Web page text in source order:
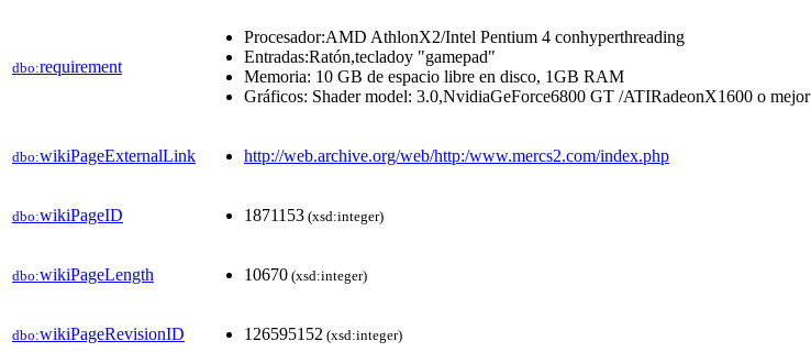
dbo:requirement
Procesador:AMD AthlonX2/Intel Pentium 4 conhyperthreading
Entradas:Ratón,tecladoy "gamepad"
Memoria: 10 GB de espacio libre en disco, 1GB RAM
Gráficos: Shader model: 3.0,NvidiaGeForce6800 GT /ATIRadeonX1600 o mejor
dbo:wikiPageExternalLink http://web.archive.org/web/http:/www.mercs2.com/index.php
dbo:wikiPageID 1871153 (xsd:integer)
dbo:wikiPageLength 10670 (xsd:integer)
dbo:wikiPageRevisionID 126595152 (xsd:integer)